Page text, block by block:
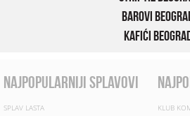
Barovi
Kafići
najpopularniji splavovi
SPLAV LASTA
KLUB